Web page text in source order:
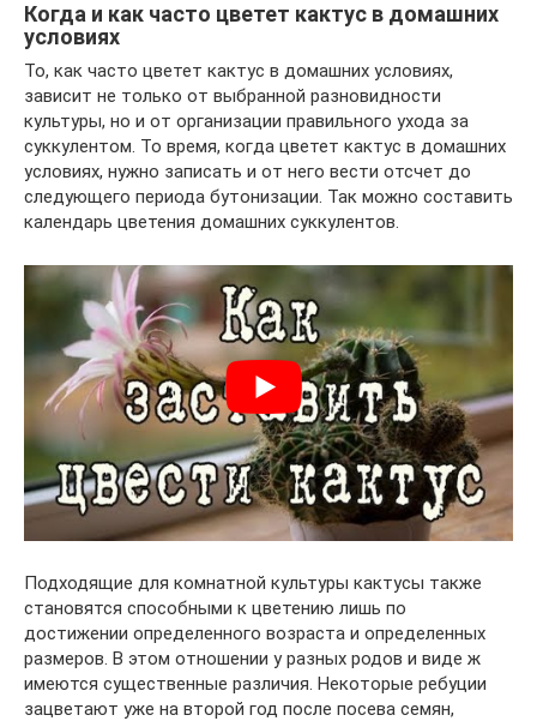
Когда и как часто цветет кактус в домашних
условиях
То, как часто цветет кактус в домашних условиях,
зависит не только от выбранной разновидности
культуры, но и от организации правильного ухода за
суккулентом. То время, когда цветет кактус в домашних
условиях, нужно записать и от него вести отсчет до
следующего периода бутонизации. Так можно составить
календарь цветения домашних суккулентов.
Подходящие для комнатной культуры кактусы также
становятся способными к цветению лишь по
достижении определенного возраста и определенных
размеров. В этом отношении у разных родов и виде ж
имеются существенные различия. Некоторые ребуции
зацветают уже на второй год после посева семян,